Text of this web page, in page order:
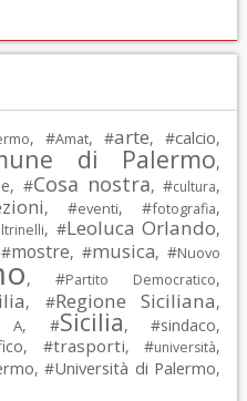
, #Amat, #arte, #calcio,
di Palermo,
, #Cosa nostra, #cultura,
, #eventi, #fotografia,
, #Leoluca Orlando,
mostre, #musica, #Nuovo
, #Partito Democratico,
, #Regione Siciliana,
A, #Sicilia, #sindaco,
, #trasporti, #università,
, #Università di Palermo,